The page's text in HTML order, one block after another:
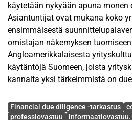
käytetään nykyään apuna
Asiantuntijat ovat mukana koko
ensimmäisestä
omistajan näkemyksen
Angloamerikkalaisesta
käytäntöjä Suomeen, joista
kannalta yksi tärkeimmistä on
osa-alueet tarkastetaan
Avainsanat
Financial due diligence -tarkastus
professiovastuu
informaatiovastuu.